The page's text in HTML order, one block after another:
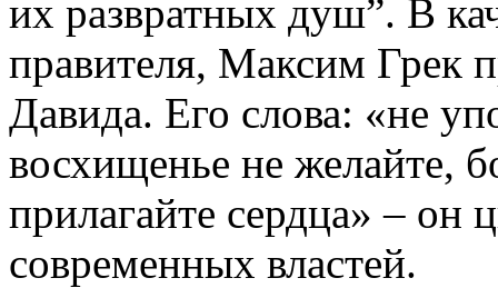
их развратных душ”. В
правителя, Максим Грек
Давида. Его слова: «не
восхищенье не желайте,
прилагайте сердца» – он
современных властей.